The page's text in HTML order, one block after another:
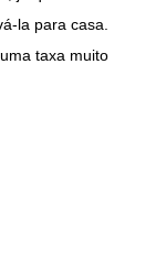
la para casa.
taxa muito